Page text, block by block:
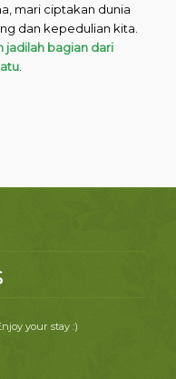
mari ciptakan dunia
dan kepedulian kita.
jadilah bagian dari
.
your stay :)